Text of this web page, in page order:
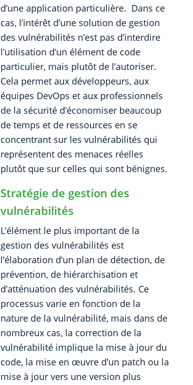
d’une application particulière. Dans ce
cas, l’intérêt d’une solution de gestion
des vulnérabilités n’est pas d’interdire
l’utilisation d’un élément de code
particulier, mais plutôt de l’autoriser.
Cela permet aux développeurs, aux
équipes DevOps et aux professionnels
de la sécurité d’économiser beaucoup
de temps et de ressources en se
concentrant sur les vulnérabilités qui
représentent des menaces réelles
plutôt que sur celles qui sont bénignes.
Stratégie de gestion des
vulnérabilités
L’élément le plus important de la
gestion des vulnérabilités est
l’élaboration d’un plan de détection, de
prévention, de hiérarchisation et
d’atténuation des vulnérabilités. Ce
processus varie en fonction de la
nature de la vulnérabilité, mais dans de
nombreux cas, la correction de la
vulnérabilité implique la mise à jour du
code, la mise en œuvre d’un patch ou la
mise à jour vers une version plus